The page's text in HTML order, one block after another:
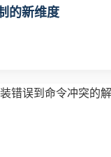
的新维度